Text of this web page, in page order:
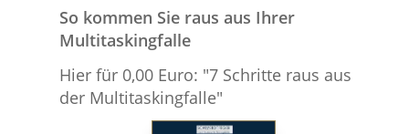
So kommen Sie raus aus Ihrer
Multitaskingfalle
Hier für 0,00 Euro: "7 Schritte raus aus
der Multitaskingfalle"